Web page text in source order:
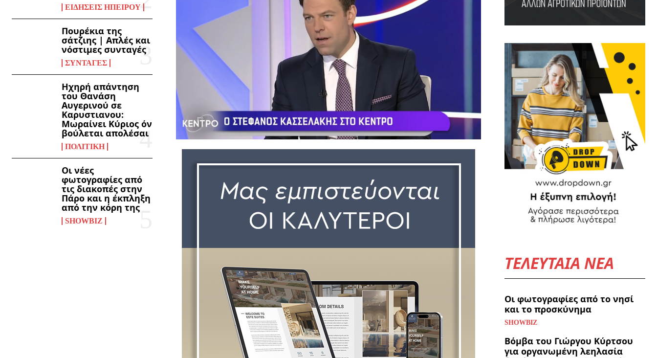
ΕΙΔΉΣΕΙΣ ΗΠΕΊΡΟΥ
Πουρέκια της
σάτζιης | Απλές και
νόστιμες συνταγές
ΣΥΝΤΑΓΈΣ
Ηχηρή απάντηση
του Θανάση
Αυγερινού σε
Καρυστιανου:
Μωραίνει Κύριος όν
βούλεται απολέσαι
ΠΟΛΙΤΙΚΉ
Οι νέες
φωτογραφίες από
τις διακοπές στην
Πάρο και η έκπληξη
από την κόρη της
SHOWBIZ
ΤΕΛΕΥΤΑΙΑ ΝΕΑ
Οι φωτογραφίες από το νησί
και το προσκύνημα
SHOWBIZ
Βόμβα του Γιώργου Κύρτσου
για οργανωμένη λεηλασία